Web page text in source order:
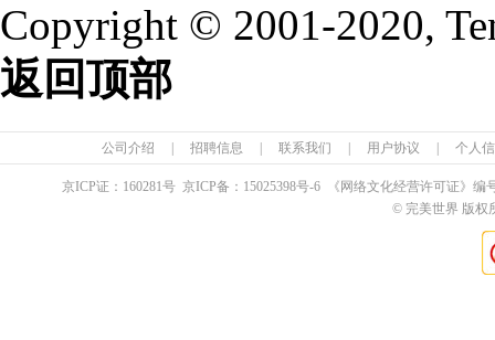
Copyright © 2001-2020,
返回顶部
公司介绍 招聘信息 联系我们 用户协议 个人
京ICP证： 160281号 京ICP备： 15025398号-6 《网络文化经营许可证》编
© 完美世界 版权